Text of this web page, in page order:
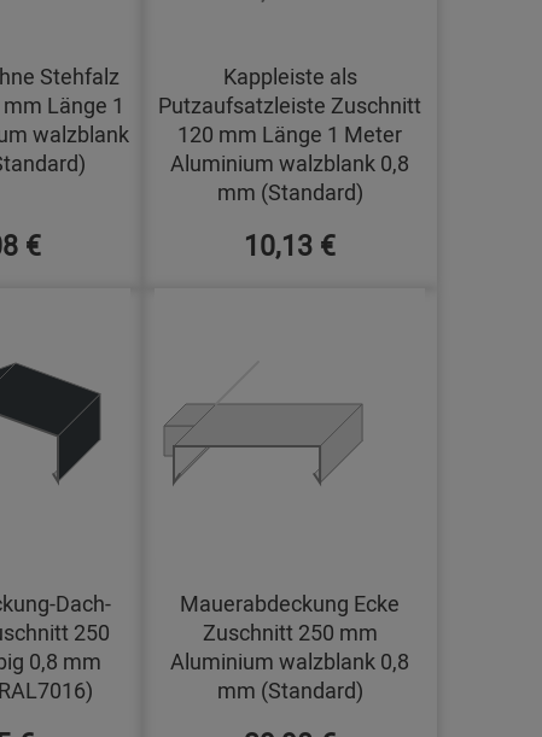
Stehfalz
Länge 1
walzblank
€
Kappleiste als
Putzaufsatzleiste Zuschnitt
120 mm Länge 1 Meter
Aluminium walzblank 0,8
mm (Standard)
10,13 €
Dach-
250
0,8 mm
Mauerabdeckung Ecke
Zuschnitt 250 mm
Aluminium walzblank 0,8
mm (Standard)